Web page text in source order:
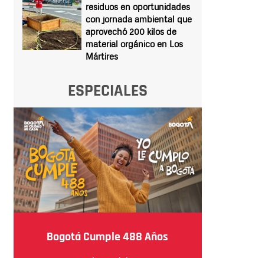
residuos en oportunidades
con jornada ambiental que
aprovechó 200 kilos de
material orgánico en Los
Mártires
ESPECIALES
Bogotá Cumple 488 Años